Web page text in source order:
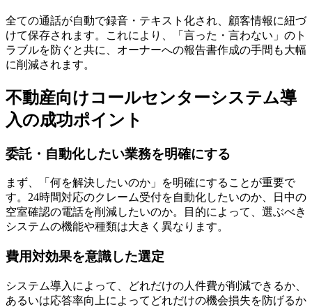
全ての通話が自動で録音・テキスト化され、顧客情報に紐づ
けて保存されます。これにより、「言った・言わない」のト
ラブルを防ぐと共に、オーナーへの報告書作成の手間も大幅
に削減されます。
不動産向けコールセンターシステム導
入の成功ポイント
委託・自動化したい業務を明確にする
まず、「何を解決したいのか」を明確にすることが重要で
す。24時間対応のクレーム受付を自動化したいのか、日中の
空室確認の電話を削減したいのか。目的によって、選ぶべき
システムの機能や種類は大きく異なります。
費用対効果を意識した選定
システム導入によって、どれだけの人件費が削減できるか、
あるいは応答率向上によってどれだけの機会損失を防げるか